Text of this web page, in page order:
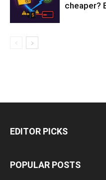
cheaper?
EDITOR PICKS
POPULAR POSTS